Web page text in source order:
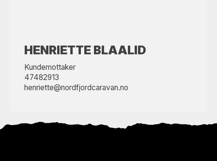
HENRIETTE BLAALID
Kundemottaker
47482913
henriette@nordfjordcaravan.no